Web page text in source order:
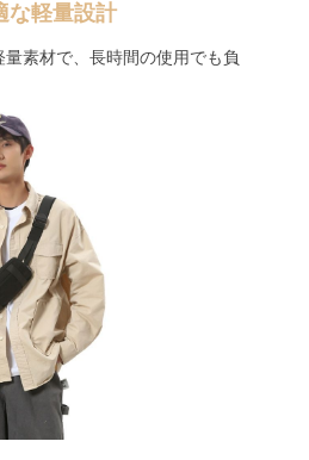
な軽量設計
素材で、長時間の使用でも負